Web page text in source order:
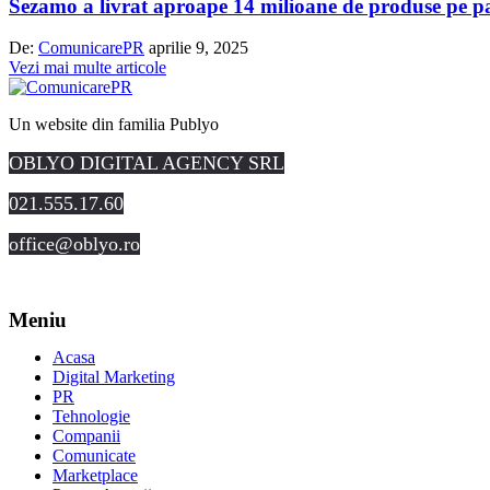
Sezamo a livrat aproape 14 milioane de produse pe
De: ComunicarePR aprilie 9, 2025
Vezi mai multe articole
Un website din familia Publyo
OBLYO DIGITAL AGENCY SRL
021.555.17.60
office@oblyo.ro
Meniu
Acasa
Digital Marketing
PR
Tehnologie
Companii
Comunicate
Marketplace